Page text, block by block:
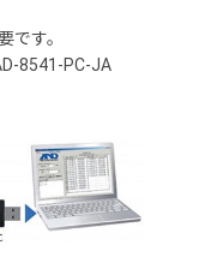
です。
8541-PC-JA